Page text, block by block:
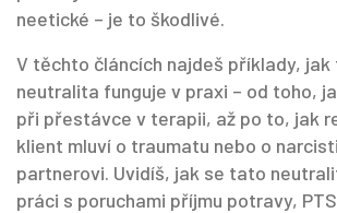
neetické – je to škodlivé.
V těchto článcích najdeš příklady,
neutralita funguje v praxi – od toho,
při přestávce v terapii, až po to, jak
klient mluví o traumatu nebo o
partnerovi. Uvidíš, jak se tato
práci s poruchami příjmu potravy,